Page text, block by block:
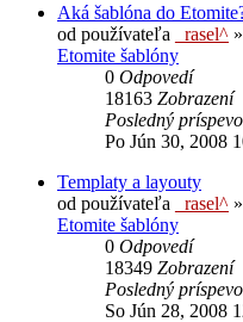
Aká šablóna do
od používateľa
_rasel^ »
Etomite šablóny
0 Odpovedí
18163 Zobrazení
Posledný
Po Jún 30, 2008
Templaty a layouty
od používateľa
_rasel^ »
Etomite šablóny
0 Odpovedí
18349 Zobrazení
Posledný
So Jún 28, 2008